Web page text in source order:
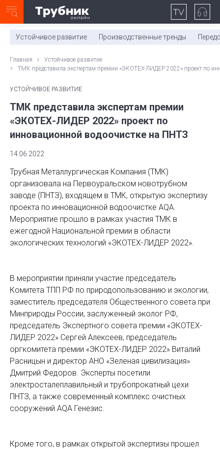
0:00/ 11:03
Устойчивое развитие Производственные тренды
Главная
Устойчивое развитие
ТМК представила экспертам премии «ЭКОТЕХ-ЛИДЕР 2022» проект по
УСТОЙЧИВОЕ РАЗВИТИЕ
ТМК представила экспертам премии
«ЭКОТЕХ-ЛИДЕР 2022» проект по
инновационной водоочистке на ПНТЗ
14.06.2022
Трубная Металлургическая Компания (ТМК)
организовала на Первоуральском новотрубном
заводе (ПНТЗ), входящем в ТМК, открытую экспертизу
проекта по инновационной водоочистке AQA.
Мероприятие прошло в рамках участия ТМК в
ежегодной Национальной премии в области
экологических технологий «ЭКОТЕХ-ЛИДЕР 2022».
В мероприятии приняли участие председатель
Комитета ТПП РФ по природопользованию и экологии,
заместитель председателя Общественного совета при
Минприроды России, заслуженный эколог РФ,
председатель Экспертного совета премии «ЭКОТЕХ-
ЛИДЕР 2022» Сергей Алексеев, председатель
оргкомитета премии «ЭКОТЕХ-ЛИДЕР 2022» Виталий
Расницын и директор АНО «Зеленая цивилизация»
Дмитрий Федоров. Эксперты посетили
электросталеплавильный и трубопрокатный цехи
ПНТЗ, а также современный комплекс очистных
сооружений AQA Генезис.
Кроме того, в рамках открытой экспертизы прошел